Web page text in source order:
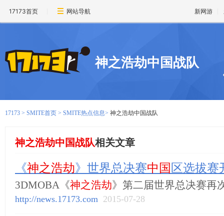
17173首页 网站导航 新网游
神之浩劫中国战队
17173 > SMITE首页 > SMITE热点信息> 神之浩劫中国战队
神之浩劫中国战队相关文章
《神之浩劫》世界总决赛中国 区选拔赛
3DMOBA《神之浩劫》第二届世界总决赛再
http://news.17173.com 2015-07-28